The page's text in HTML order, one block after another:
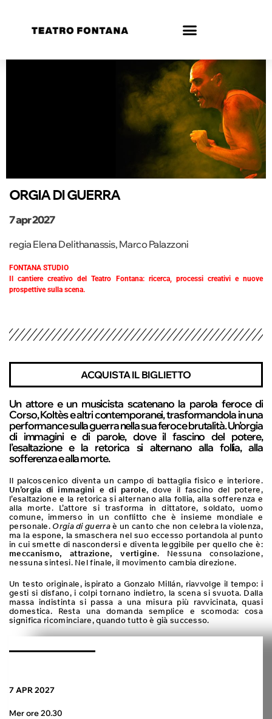
ORGIA DI GUERRA
7 apr 2027
regia Elena Delithanassis, Marco Palazzoni
FONTANA STUDIO
Il cantiere creativo del Teatro Fontana: ricerca, processi creativi e nuove
prospettive sulla scena.
ACQUISTA IL BIGLIETTO
Un attore e un musicista scatenano la parola feroce di
Corso, Koltès e altri contemporanei, trasformandola in una
performance sulla guerra nella sua feroce brutalità. Un’orgia
di immagini e di parole, dove il fascino del potere,
l’esaltazione e la retorica si alternano alla follia, alla
sofferenza e alla morte.
Il palcoscenico diventa un campo di battaglia fisico e interiore.
Un’orgia di immagini e di parole, dove il fascino del potere,
l’esaltazione e la retorica si alternano alla follia, alla sofferenza e
alla morte. L’attore si trasforma in dittatore, soldato, uomo
comune, immerso in un conflitto che è insieme mondiale e
personale. Orgia di guerraè un canto che non celebra la violenza,
ma la espone, la smaschera nel suo eccesso portandola al punto
in cui smette di nascondersi e diventa leggibile per quello che è:
meccanismo, attrazione, vertigine. Nessuna consolazione,
nessuna sintesi. Nel finale, il movimento cambia direzione.
Un testo originale, ispirato a Gonzalo Millán, riavvolge il tempo: i
gesti si disfano, i colpi tornano indietro, la scena si svuota. Dalla
massa indistinta si passa a una misura più ravvicinata, quasi
domestica. Resta una domanda semplice e scomoda: cosa
significa ricominciare, quando tutto è già successo.
7 APR 2027
Mer ore 20.30